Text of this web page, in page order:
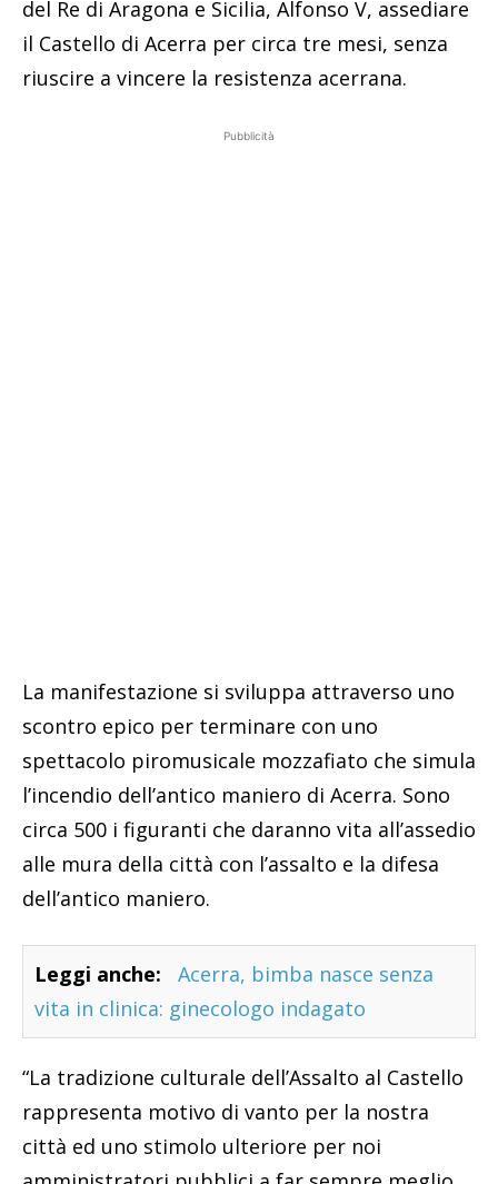
del Re di Aragona e Sicilia, Alfonso V, assediare
il Castello di Acerra per circa tre mesi, senza
riuscire a vincere la resistenza acerrana.
Pubblicità
La manifestazione si sviluppa attraverso uno
scontro epico per terminare con uno
spettacolo piromusicale mozzafiato che simula
l’incendio dell’antico maniero di Acerra. Sono
circa 500 i figuranti che daranno vita all’assedio
alle mura della città con l’assalto e la difesa
dell’antico maniero.
Leggi anche:
Acerra, bimba nasce senza
vita in clinica: ginecologo indagato
“La tradizione culturale dell’Assalto al Castello
rappresenta motivo di vanto per la nostra
città ed uno stimolo ulteriore per noi